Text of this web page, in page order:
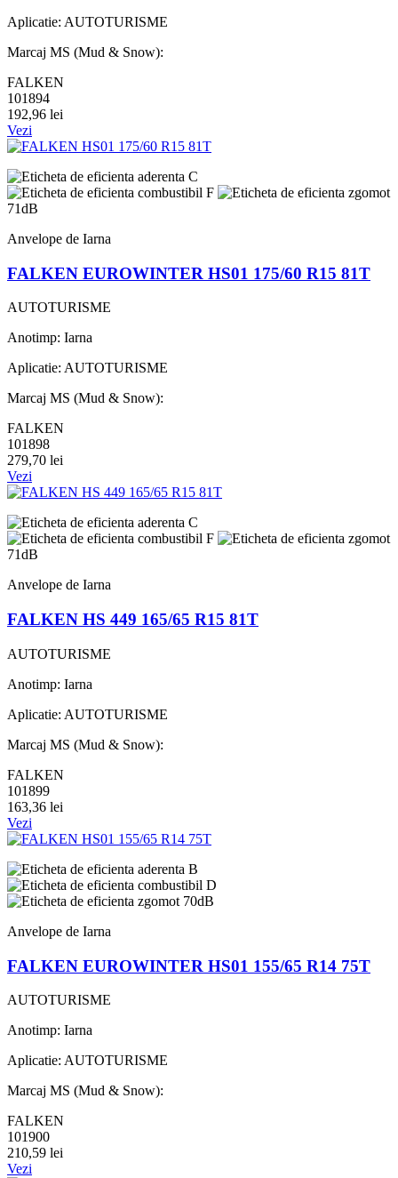
Aplicatie: AUTOTURISME
Marcaj MS (Mud & Snow):
FALKEN
101894
192,96 lei
Vezi
C
F
71dB
Anvelope de Iarna
FALKEN EUROWINTER HS01 175/60 R15 81T
AUTOTURISME
Anotimp: Iarna
Aplicatie: AUTOTURISME
Marcaj MS (Mud & Snow):
FALKEN
101898
279,70 lei
Vezi
C
F
71dB
Anvelope de Iarna
FALKEN HS 449 165/65 R15 81T
AUTOTURISME
Anotimp: Iarna
Aplicatie: AUTOTURISME
Marcaj MS (Mud & Snow):
FALKEN
101899
163,36 lei
Vezi
B
D
70dB
Anvelope de Iarna
FALKEN EUROWINTER HS01 155/65 R14 75T
AUTOTURISME
Anotimp: Iarna
Aplicatie: AUTOTURISME
Marcaj MS (Mud & Snow):
FALKEN
101900
210,59 lei
Vezi